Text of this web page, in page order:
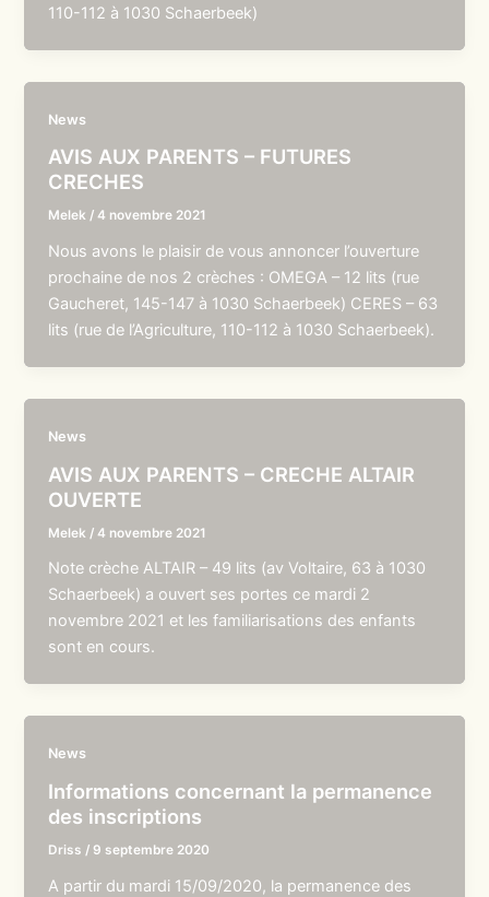
110-112 à 1030 Schaerbeek)
News
AVIS AUX PARENTS – FUTURES
CRECHES
Melek /4 novembre 2021
Nous avons le plaisir de vous annoncer l’ouverture
prochaine de nos 2 crèches : OMEGA – 12 lits (rue
Gaucheret, 145-147 à 1030 Schaerbeek) CERES – 63
lits (rue de l’Agriculture, 110-112 à 1030 Schaerbeek).
News
AVIS AUX PARENTS – CRECHE ALTAIR
OUVERTE
Melek /4 novembre 2021
Note crèche ALTAIR – 49 lits (av Voltaire, 63 à 1030
Schaerbeek) a ouvert ses portes ce mardi 2
novembre 2021 et les familiarisations des enfants
sont en cours.
News
Informations concernant la permanence
des inscriptions
Driss / 9 septembre 2020
A partir du mardi 15/09/2020, la permanence des